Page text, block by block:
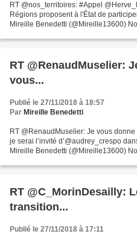
RT @nos_territoires: #Appel
Régions proposent à l'État de
Mireille Benedetti (@Mireille13600)
RT @RenaudMuselier:
vous...
Publié le 27/11/2018 à 18:57
Par Mireille Benedetti
RT @RenaudMuselier: Je vous
je serai l’invité d’@audrey_crespo
Mireille Benedetti (@Mireille13600)
RT @C_MorinDesailly:
transition...
Publié le 27/11/2018 à 17:11